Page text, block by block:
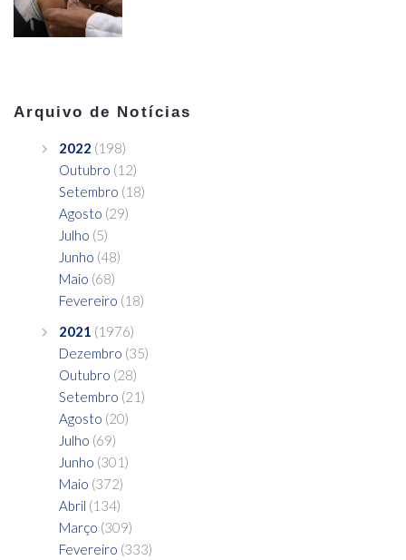
Arquivo de Notícias
2022 (198)
Outubro (12)
Setembro (18)
Agosto (29)
Julho (5)
Junho (48)
Maio (68)
Fevereiro (18)
2021 (1976)
Dezembro (35)
Outubro (28)
Setembro (21)
Agosto (20)
Julho (69)
Junho (301)
Maio (372)
Abril (134)
Março (309)
Fevereiro (333)